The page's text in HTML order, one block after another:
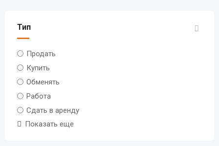
Тип
Продать
Купить
Обменять
Работа
Сдать в аренду
Показать еще